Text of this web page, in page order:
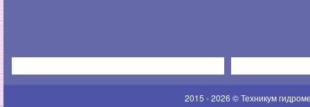
2015 - 2026 © Техникум